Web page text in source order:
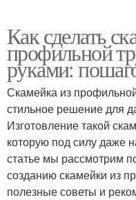
Как сделать
профильной
руками:
Скамейка из
стильное решение для
Изготовление такой
которую под силу даже
статье мы рассмотрим
созданию скамейки из
полезные советы и